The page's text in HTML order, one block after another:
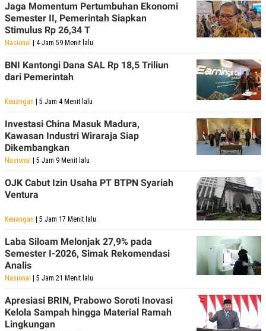
Jaga Momentum Pertumbuhan Ekonomi
Semester II, Pemerintah Siapkan
Stimulus Rp 26,34 T
Nasional | 4 Jam 59 Menit lalu
BNI Kantongi Dana SAL Rp 18,5 Triliun
dari Pemerintah
Keuangan | 5 Jam 4 Menit lalu
Investasi China Masuk Madura,
Kawasan Industri Wiraraja Siap
Dikembangkan
Nasional | 5 Jam 9 Menit lalu
OJK Cabut Izin Usaha PT BTPN Syariah
Ventura
Keuangan | 5 Jam 17 Menit lalu
Laba Siloam Melonjak 27,9% pada
Semester I-2026, Simak Rekomendasi
Analis
Nasional | 5 Jam 21 Menit lalu
Apresiasi BRIN, Prabowo Soroti Inovasi
Kelola Sampah hingga Material Ramah
Lingkungan